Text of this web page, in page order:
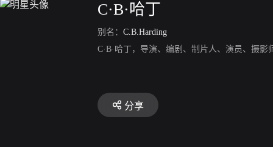
C·B·哈丁
别名： C.B.Harding
C·B·哈丁，导演、编剧、制片人、演员、摄
分享